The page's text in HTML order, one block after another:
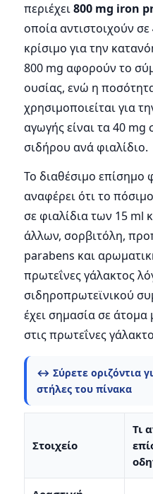
περιέχει800 mg iron
οποία αντιστοιχούν σε
κρίσιμο για την
800 mg αφορούν το
ουσίας, ενώ η
χρησιμοποιείται για
αγωγής είναι τα 40 mg
σιδήρου ανά φιαλίδιο.
Το διαθέσιμο επίσημο
αναφέρει ότι το
σε φιαλίδια των 15 ml
άλλων, σορβιτόλη,
parabens και
πρωτεΐνες γάλακτος
σιδηροπρωτεϊνικού
έχει σημασία σε άτομα
στις πρωτεΐνες
↔️ Σύρετε οριζόντια
στήλες του πίνακα
Στοιχείο
Τι